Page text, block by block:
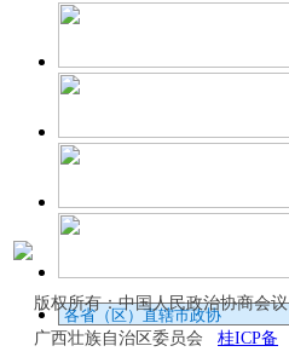
版权所有：中国人民政治协商会议
广西壮族自治区委员会 桂ICP备